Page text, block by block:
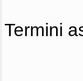
Termini